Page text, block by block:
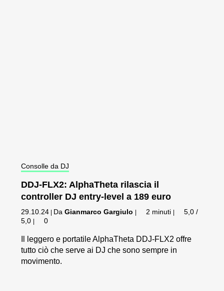
Consolle da DJ
DDJ-FLX2: AlphaTheta rilascia il
controller DJ entry-level a 189 euro
29.10.24 DaGianmarco Gargiulo 2 minuti
5,0 /
5,0
0
Il leggero e portatile AlphaTheta DDJ-FLX2 offre
tutto ciò che serve ai DJ che sono sempre in
movimento.